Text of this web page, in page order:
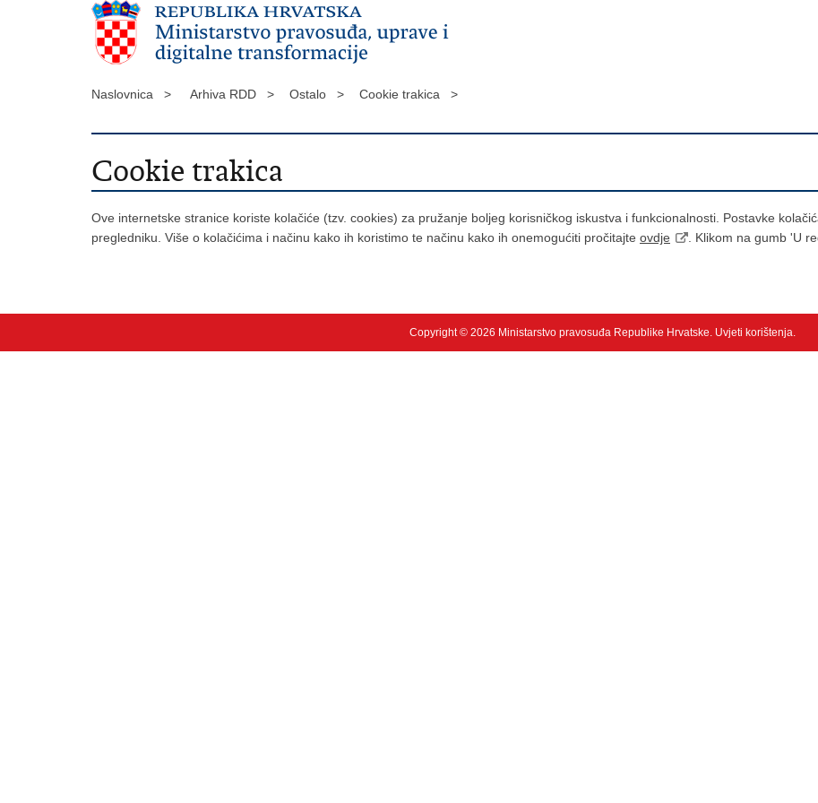
Naslovnica > Arhiva RDD > Ostalo > Cookie trakica >
Cookie trakica
Ove internetske stranice koriste kolačiće (tzv. cookies) za pružanje boljeg korisničkog iskustva i funkcionalnosti. Postavke
pregledniku. Više o kolačićima i načinu kako ih koristimo te načinu kako ih onemogućiti pročitajte ovdje . Klikom na gumb 'U
Copyright © 2026 Ministarstvo pravosuđa Republike Hrvatske. Uvjeti korištenja.